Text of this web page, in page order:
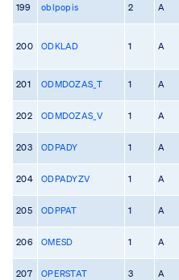
199 oblpopis 2 A
200 ODKLAD 1 A
201 ODMDOZAS_T 1 A
202 ODMDOZAS_V 1 A
203 ODPADY 1 A
204 ODPADYZV 1 A
205 ODPPAT 1 A
206 OMESD 1 A
207 OPERSTAT 3 A